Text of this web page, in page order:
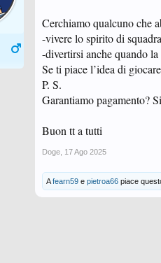
Cerchiamo qualcuno che
-vivere lo spirito di
-divertirsi anche quando
Se ti piace l’idea di
P. S.
Garantiamo pagamento?
Buon tt a tutti
Doge 17 Ago 2025
Afearn59 e pietroa66 piace